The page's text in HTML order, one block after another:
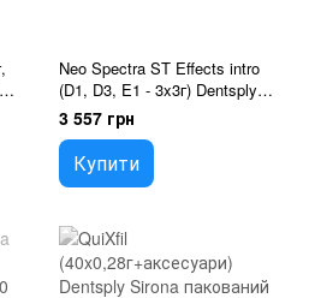
Neo Spectra ST Effects intro
(D1, D3, E1 - 3x3г) Dentsply
Sirona нано-керамічний
композит
3 557 грн
Купити